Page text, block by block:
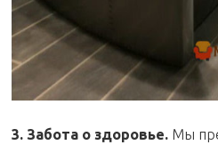
3. Забота о здоровье. Мы